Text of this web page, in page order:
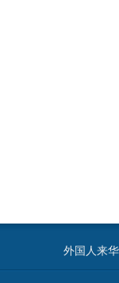
外国人来